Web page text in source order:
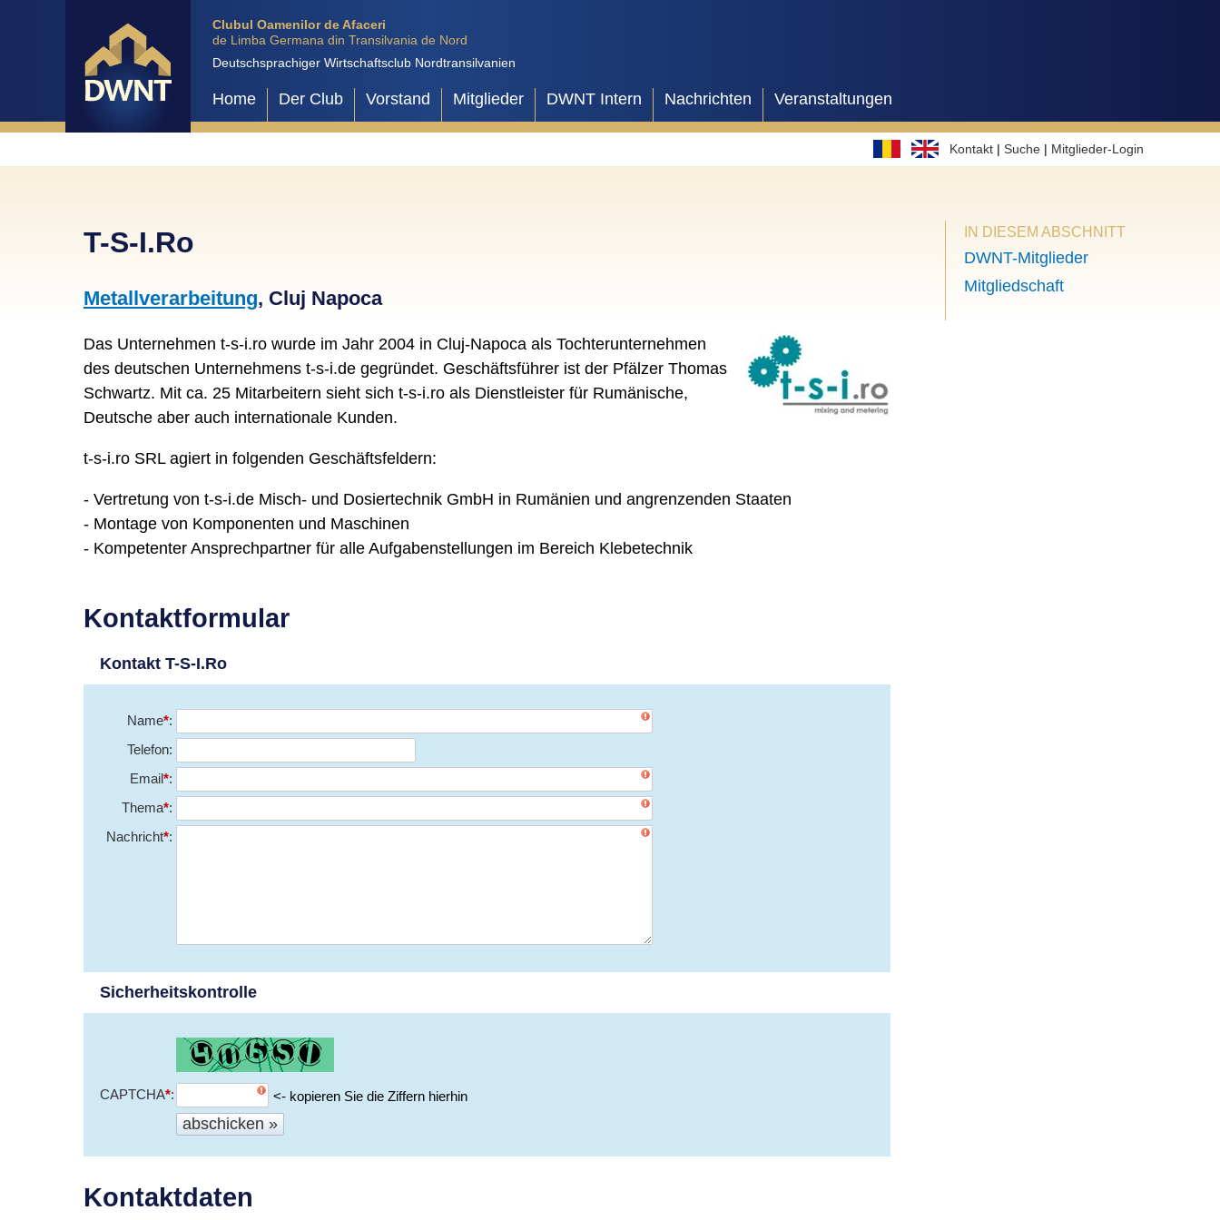
Clubul Oamenilor de Afaceri
de Limba Germana din Transilvania de Nord
Deutschsprachiger Wirtschaftsclub Nordtransilvanien
Home Der Club Vorstand Mitglieder DWNT Intern Nachrichten Veranstaltungen
Kontakt | Suche | Mitglieder-Login
IN DIESEM ABSCHNITT
DWNT-Mitglieder
Mitgliedschaft
T-S-I.Ro
Metallverarbeitung, Cluj Napoca
Das Unternehmen t-s-i.ro wurde im Jahr 2004 in Cluj-Napoca als Tochterunternehmen
des deutschen Unternehmens t-s-i.de gegründet. Geschäftsführer ist der Pfälzer Thomas
Schwartz. Mit ca. 25 Mitarbeitern sieht sich t-s-i.ro als Dienstleister für Rumänische,
Deutsche aber auch internationale Kunden.
t-s-i.ro SRL agiert in folgenden Geschäftsfeldern:
- Vertretung von t-s-i.de Misch- und Dosiertechnik GmbH in Rumänien und angrenzenden Staaten
- Montage von Komponenten und Maschinen
- Kompetenter Ansprechpartner für alle Aufgabenstellungen im Bereich Klebetechnik
Kontaktformular
Kontakt T-S-I.Ro
Name*
Telefon
Email*
Thema*
Nachricht*
Sicherheitskontrolle
CAPTCHA* <- kopieren Sie die Ziffern hierhin
Kontaktdaten